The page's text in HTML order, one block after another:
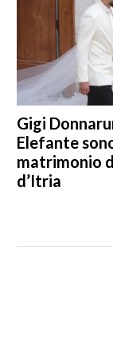
Gigi
Elefante
matrimonio
d’Itria